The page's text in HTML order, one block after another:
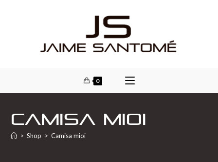
0
Camisa mioi
> Shop > Camisa mioi